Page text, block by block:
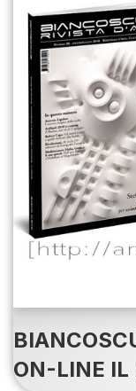
ON-LINE IL